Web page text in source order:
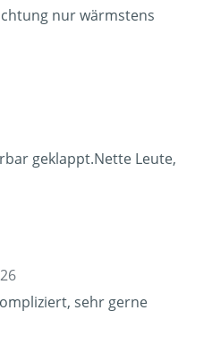
nur wärmstens
geklappt.Nette Leute,
sehr gerne